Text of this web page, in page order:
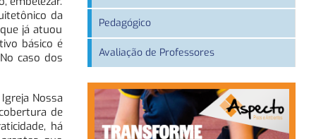
da
já atuou
básico é
caso dos
Nossa
de
há
Pedagógico
Avaliação de Professores